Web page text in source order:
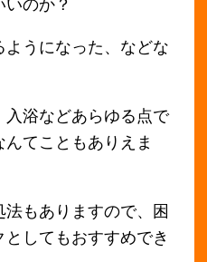
次へ＞